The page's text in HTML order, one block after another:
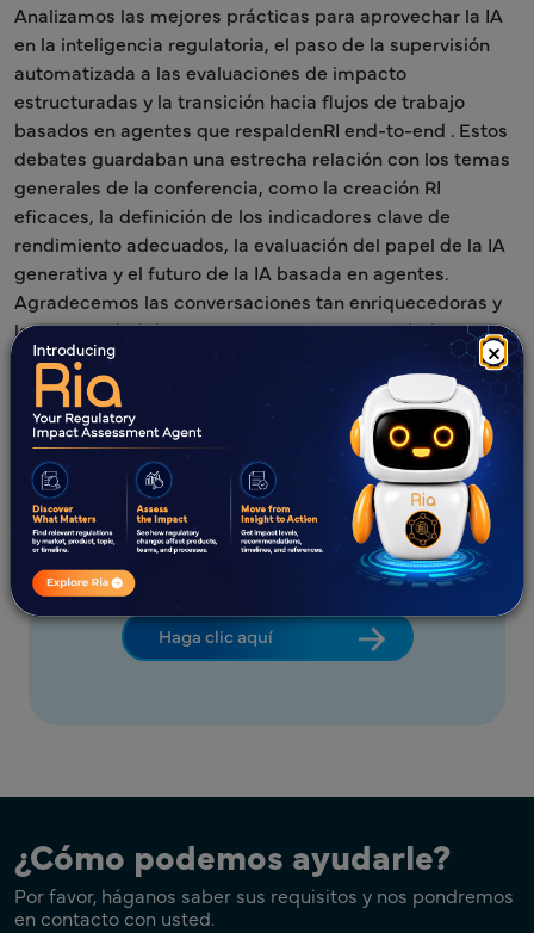
×
Analizamos las mejores prácticas para aprovechar la IA
en la inteligencia regulatoria, el paso de la supervisión
automatizada a las evaluaciones de impacto
estructuradas y la transición hacia flujos de trabajo
basados en agentes que respaldenRI end-to-end . Estos
debates guardaban una estrecha relación con los temas
generales de la conferencia, como la creación RI
eficaces, la definición de los indicadores clave de
rendimiento adecuados, la evaluación del papel de la IA
generativa y el futuro de la IA basada en agentes.
Agradecemos las conversaciones tan enriquecedoras y
la oportunidad de interactuar con la comunidad
reguladora mundial.
Para obtener más información
sobre Freyr Global Regulatory
Intelligence
Haga clic aquí
¿Cómo podemos ayudarle?
Por favor, háganos saber sus requisitos y nos pondremos
en contacto con usted.